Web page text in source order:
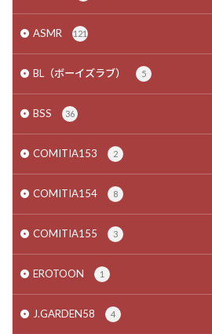
ASMR 121
BL（ボーイズラブ） 5
BSS 36
COMITIA153 2
COMITIA154 8
COMITIA155 3
EROTOON 1
J.GARDEN58 4